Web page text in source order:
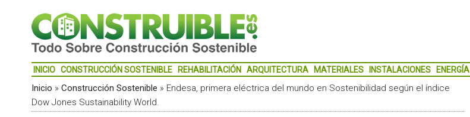
INICIO CONSTRUCCIÓN SOSTENIBLE REHABILITACIÓN ARQUITECTURA MATERIALES INSTALACIONES ENERGÍA
Inicio » Construcción Sostenible » Endesa, primera eléctrica del mundo en Sostenibilidad según el índice
Dow Jones Sustainability World.